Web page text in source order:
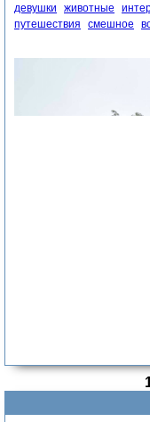
девушки животные
путешествия
смешное